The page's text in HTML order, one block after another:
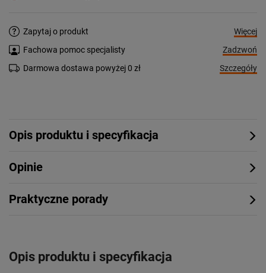
Zapytaj o produkt
Więcej
Fachowa pomoc specjalisty
Zadzwoń
Darmowa dostawa powyżej 0 zł
Szczegóły
Opis produktu i specyfikacja
Opinie
Praktyczne porady
Opis produktu i specyfikacja